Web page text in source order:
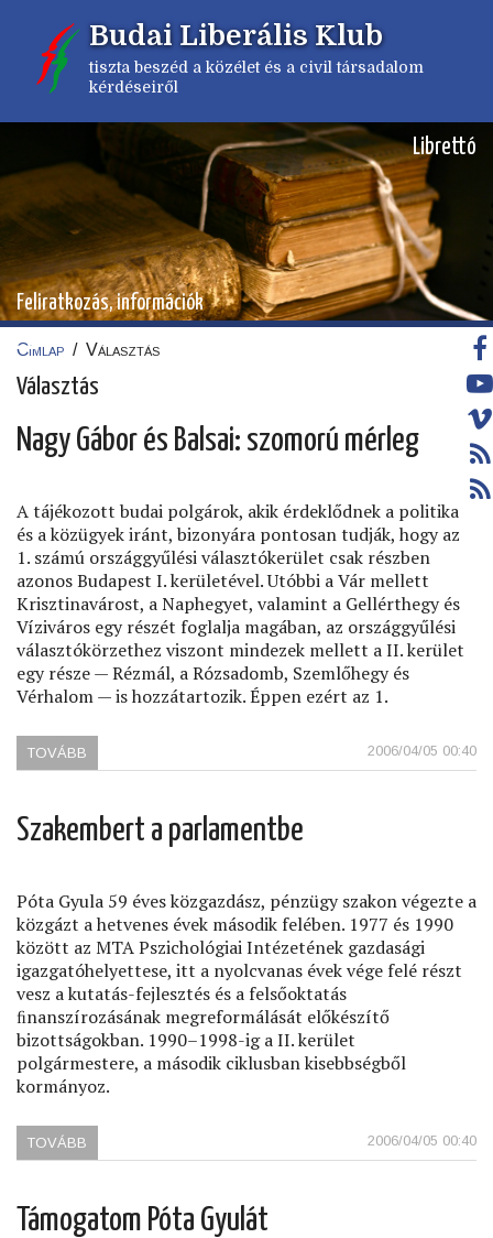
tartalomra
Budai Liberális Klub
tiszta beszéd a közélet és a civil társadalom
kérdéseiről
Librettó
Feliratkozás, információk
Címlap / Választás
Választás
Nagy Gábor és Balsai: szomorú mérleg
A tájékozott budai polgárok, akik érdeklődnek a politika
és a közügyek iránt, bizonyára pontosan tudják, hogy az
1. számú országgyűlési választókerület csak részben
azonos Budapest I. kerületével. Utóbbi a Vár mellett
Krisztinavárost, a Naphegyet, valamint a Gellérthegy és
Víziváros egy részét foglalja magában, az országgyűlési
választókörzethez viszont mindezek mellett a II. kerület
egy része — Rézmál, a Rózsadomb, Szemlőhegy és
Vérhalom — is hozzátartozik. Éppen ezért az 1.
2006/04/05 00:40
TOVÁBB
GÁBOR
SZOMORÚ
Szakembert a parlamentbe
Póta Gyula 59 éves közgazdász, pénzügy szakon végezte a
közgázt a hetvenes évek második felében. 1977 és 1990
között az MTA Pszichológiai Intézetének gazdasági
igazgatóhelyettese, itt a nyolcvanas évek vége felé részt
vesz a kutatás-fejlesztés és a felsőoktatás
ﬁnanszírozásának megreformálását előkészítő
bizottságokban. 1990–1998-ig a II. kerület
polgármestere, a második ciklusban kisebbségből
kormányoz.
2006/04/05 00:40
TOVÁBB
A
Támogatom Póta Gyulát